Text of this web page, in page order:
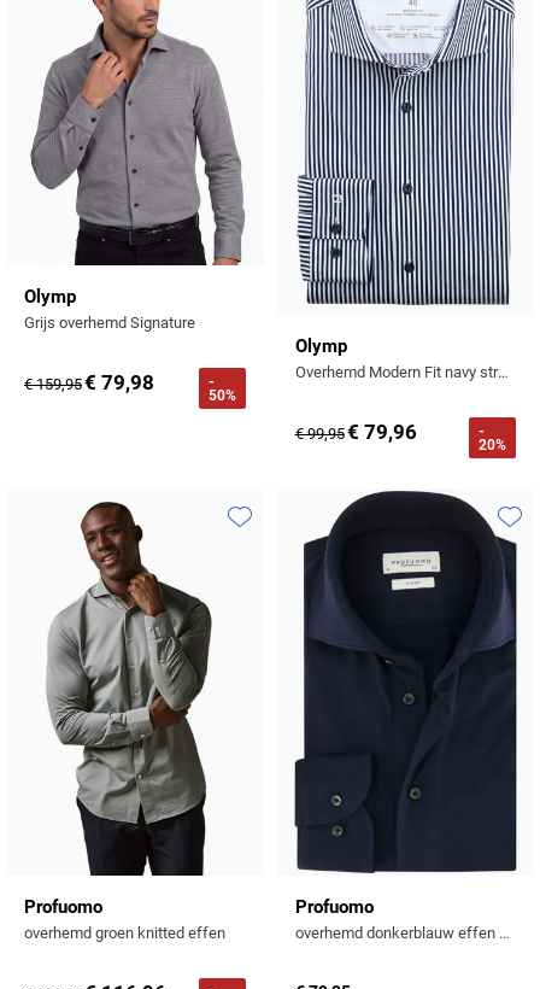
Olymp
Grijs overhemd Signature
€ 159,95€ 79,98
-
50%
Olymp
Overhemd Modern Fit navy streep
€ 99,95€ 79,96
-
20%
Profuomo
overhemd groen knitted effen
Toevoegen aan favorieten
Profuomo
overhemd donkerblauw effen knitted slim fit